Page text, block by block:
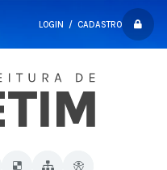
LOGIN / CADASTRO